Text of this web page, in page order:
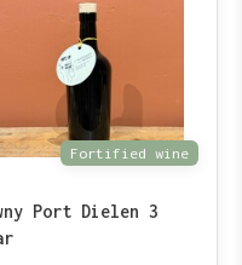
Fortified wine
Port Dielen 3